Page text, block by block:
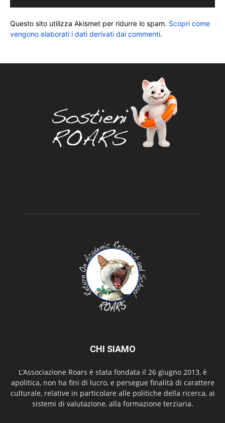
Questo sito utilizza Akismet per ridurre lo spam. Scopri come
vengono elaborati i dati derivati dai commenti.
CHI SIAMO
L’Associazione Roars è stata fondata il 26 giugno 2013, è
apolitica, non ha fini di lucro, e persegue finalità di carattere
culturale, relative in particolare alle politiche della ricerca, ai
sistemi di valutazione, alla formazione terziaria.